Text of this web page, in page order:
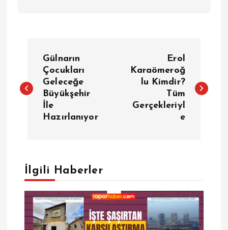
z
e
z
Gülnarın
Çocukları
Geleceğe
Büyükşehir
İle
Hazırlanıyor
Erol
Karaömeroğ
lu Kimdir?
Tüm
Gerçekleriyl
e
İlgili Haberler